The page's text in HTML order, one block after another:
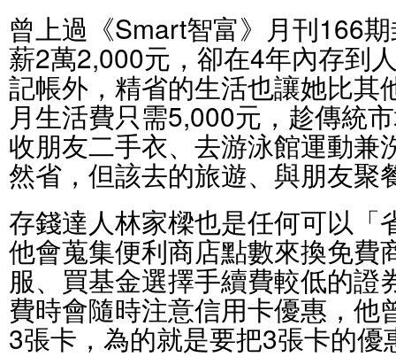
曾上過《Smart智富》月刊166
薪2萬2,000元，卻在4年內存到
記帳外，精省的生活也讓她比其
月生活費只需5,000元，趁傳統
收朋友二手衣、去游泳館運動兼
然省，但該去的旅遊、與朋友聚
存錢達人林家樑也是任何可以「
他會蒐集便利商店點數來換免費
服、買基金選擇手續費較低的證
費時會隨時注意信用卡優惠，他
3張卡，為的就是要把3張卡的優